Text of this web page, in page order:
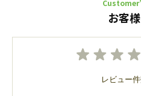
お客
レビュー件